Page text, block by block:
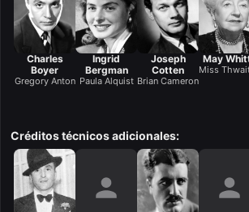
Charles
Boyer
Gregory Anton
Ingrid
Bergman
Paula Alquist
Joseph
Cotten
Brian Cameron
May
Miss
Créditos técnicos adicionales: